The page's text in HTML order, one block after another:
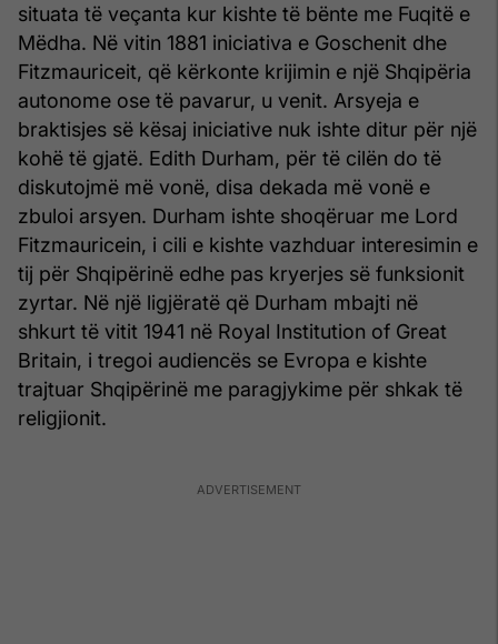
situata të veçanta kur kishte të bënte me Fuqitë e
Mëdha. Në vitin 1881 iniciativa e Goschenit dhe
Fitzmauriceit, që kërkonte krijimin e një Shqipëria
autonome ose të pavarur, u venit. Arsyeja e
braktisjes së kësaj iniciative nuk ishte ditur për një
kohë të gjatë. Edith Durham, për të cilën do të
diskutojmë më vonë, disa dekada më vonë e
zbuloi arsyen. Durham ishte shoqëruar me Lord
Fitzmauricein, i cili e kishte vazhduar interesimin e
tij për Shqipërinë edhe pas kryerjes së funksionit
zyrtar. Në një ligjëratë që Durham mbajti në
shkurt të vitit 1941 në Royal Institution of Great
Britain, i tregoi audiencës se Evropa e kishte
trajtuar Shqipërinë me paragjykime për shkak të
religjionit.